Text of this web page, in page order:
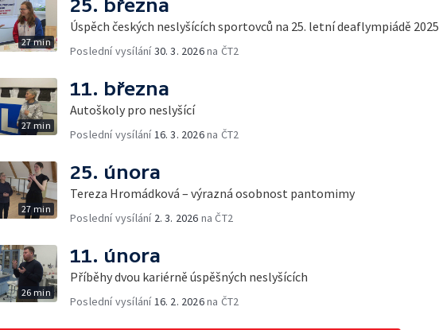
27 min
25. března
Úspěch českých neslyšících sportovců na 25. letní deaflympiádě 2025
Poslední vysílání30. 3. 2026na ČT2
27 min
11. března
Autoškoly pro neslyšící
Poslední vysílání 16. 3. 2026na ČT2
27 min
25. února
Tereza Hromádková – výrazná osobnost pantomimy
Poslední vysílání 2. 3. 2026 na ČT2
26 min
11. února
Příběhy dvou kariérně úspěšných neslyšících
Poslední vysílání 16. 2. 2026na ČT2